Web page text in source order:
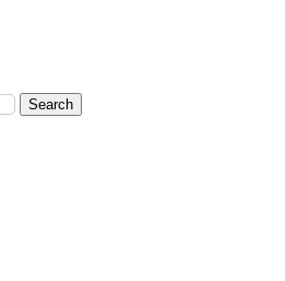
Search